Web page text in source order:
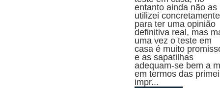
entanto ainda não as
utilizei concretamente
para ter uma opinião
definitiva real, mas
uma vez o teste em
casa é muito
e as sapatilhas
adequam-se bem a
em termos das
impr...